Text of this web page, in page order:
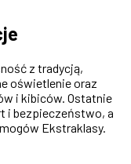
z tradycją,
oświetlenie oraz
i kibiców. Ostatnie
i bezpieczeństwo, a
Ekstraklasy.